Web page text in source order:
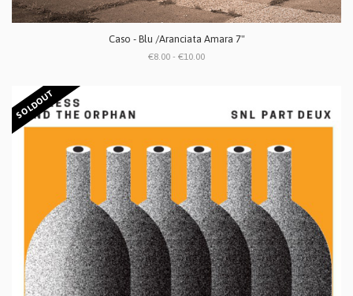
Caso - Blu /Aranciata Amara 7"
€8.00 - €10.00
SOLDOUT